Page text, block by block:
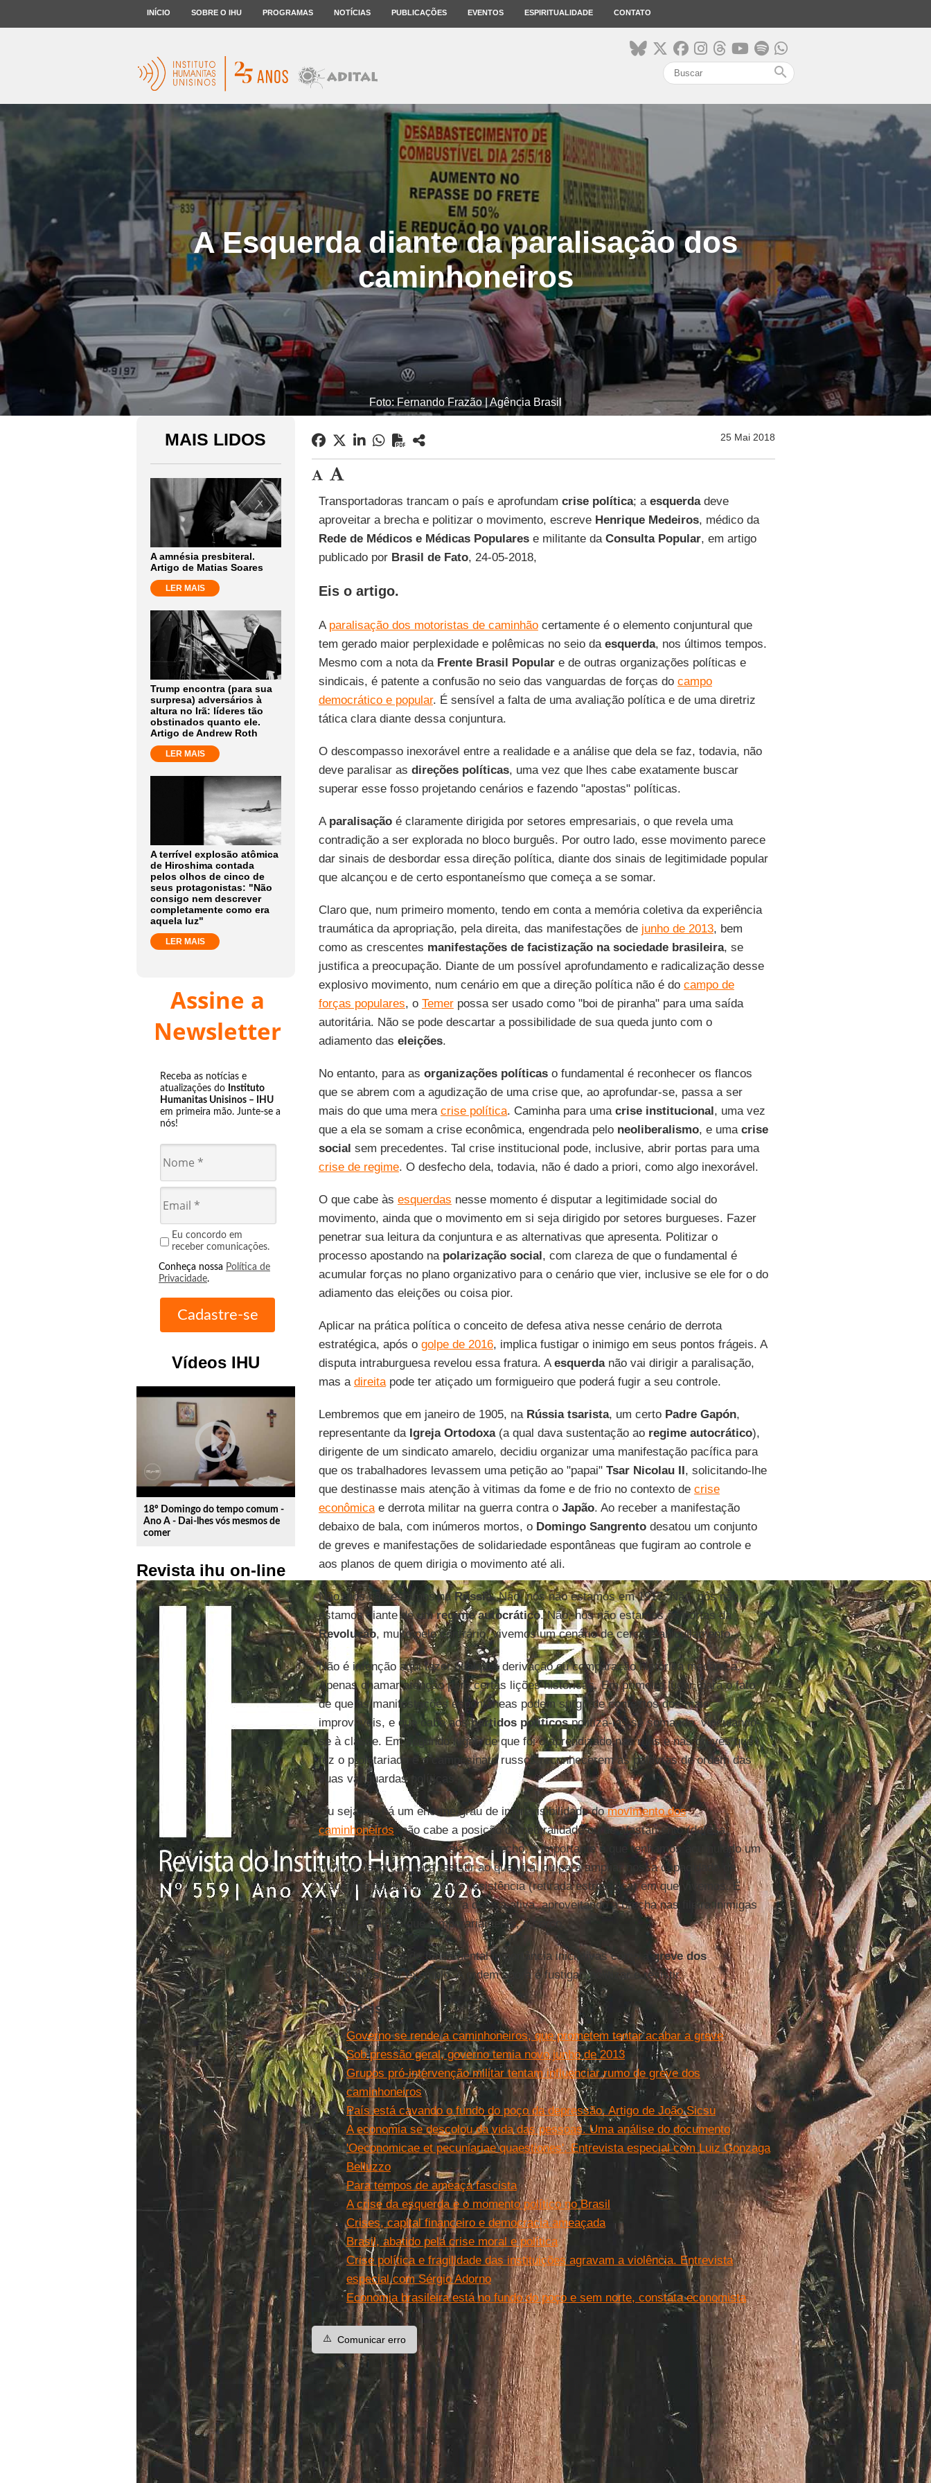
INÍCIO SOBRE O IHU PROGRAMAS NOTÍCIAS PUBLICAÇÕES EVENTOS ESPIRITUALIDADE CONTATO
search
A Esquerda diante da paralisação dos
caminhoneiros
Foto: Fernando Frazão | Agência Brasil
MAIS LIDOS
A amnésia presbiteral.
Artigo de Matias Soares
LER MAIS
Trump encontra (para sua
surpresa) adversários à
altura no Irã: líderes tão
obstinados quanto ele.
Artigo de Andrew Roth
LER MAIS
A terrível explosão atômica
de Hiroshima contada
pelos olhos de cinco de
seus protagonistas: "Não
consigo nem descrever
completamente como era
aquela luz"
LER MAIS
Assine a
Newsletter
Receba as notícias e
atualizações do Instituto
Humanitas Unisinos – IHU
em primeira mão. Junte-se a
nós!
Eu concordo em
receber comunicações.
Conheça nossa Política de
Privacidade.
Vídeos IHU
play_circle_outline
18º Domingo do tempo comum -
Ano A - Dai-lhes vós mesmos de
comer
Revista ihu on-line
25 Mai 2018
Transportadoras trancam o país e aprofundam crise política; a esquerdadeve
aproveitar a brecha e politizar o movimento, escreve Henrique Medeiros, médico da
Rede de Médicos e Médicas Popularese militante da Consulta Popular, em artigo
publicado por Brasil de Fato, 24-05-2018,
Eis o artigo.
A paralisação dos motoristas de caminhãocertamente é o elemento conjuntural que
tem gerado maior perplexidade e polêmicas no seio da esquerda, nos últimos tempos.
Mesmo com a nota daFrente Brasil Populare de outras organizações políticas e
sindicais, é patente a confusão no seio das vanguardas de forças do campo
democrático e popular. É sensível a falta de uma avaliação política e de uma diretriz
tática clara diante dessa conjuntura.
O descompasso inexorável entre a realidade e a análise que dela se faz, todavia, não
deve paralisar as direções políticas, uma vez que lhes cabe exatamente buscar
superar esse fosso projetando cenários e fazendo "apostas" políticas.
A paralisaçãoé claramente dirigida por setores empresariais, o que revela uma
contradição a ser explorada no bloco burguês. Por outro lado, esse movimento parece
dar sinais de desbordar essa direção política, diante dos sinais de legitimidade popular
que alcançou e de certo espontaneísmo que começa a se somar.
Claro que, num primeiro momento, tendo em conta a memória coletiva da experiência
traumática da apropriação, pela direita, das manifestações de junho de 2013, bem
como as crescentes manifestações de facistização na sociedade brasileira, se
justifica a preocupação. Diante de um possível aprofundamento e radicalização desse
explosivo movimento, num cenário em que a direção política não é do campo de
forças populares, o Temerpossa ser usado como "boi de piranha" para uma saída
autoritária. Não se pode descartar a possibilidade de sua queda junto com o
adiamento das eleições.
No entanto, para as organizações políticaso fundamental é reconhecer os flancos
que se abrem com a agudização de uma crise que, ao aprofundar-se, passa a ser
mais do que uma mera crise política. Caminha para uma crise institucional, uma vez
que a ela se somam a crise econômica, engendrada pelo neoliberalismo, e uma crise
social sem precedentes. Tal crise institucional pode, inclusive, abrir portas para uma
crise de regime. O desfecho dela, todavia, não é dado a priori, como algo inexorável.
O que cabe às esquerdas nesse momento é disputar a legitimidade social do
movimento, ainda que o movimento em si seja dirigido por setores burgueses. Fazer
penetrar sua leitura da conjuntura e as alternativas que apresenta. Politizar o
processo apostando na polarização social, com clareza de que o fundamental é
acumular forças no plano organizativo para o cenário que vier, inclusive se ele for o do
adiamento das eleições ou coisa pior.
Aplicar na prática política o conceito de defesa ativa nesse cenário de derrota
estratégica, após o golpe de 2016, implica fustigar o inimigo em seus pontos frágeis. A
disputa intraburguesa revelou essa fratura. Aesquerdanão vai dirigir a paralisação,
mas a direitapode ter atiçado um formigueiro que poderá fugir a seu controle.
Lembremos que em janeiro de 1905, naRússia tsarista, um certo Padre Gapón,
representante da Igreja Ortodoxa(a qual dava sustentação ao regime autocrático),
dirigente de um sindicato amarelo, decidiu organizar uma manifestação pacífica para
que os trabalhadores levassem uma petição ao "papai" Tsar Nicolau II, solicitando-lhe
que destinasse mais atenção à vitimas da fome e de frio no contexto de crise
econômicae derrota militar na guerra contra o Japão. Ao receber a manifestação
debaixo de bala, com inúmeros mortos, o Domingo Sangrentodesatou um conjunto
de greves e manifestações de solidariedade espontâneas que fugiram ao controle e
aos planos de quem dirigia o movimento até ali.
Não, nós não estamos naRússia. Não, nós não estamos em 1917. Não, nós não
estamos diante de umregime autocrático. Não, nós não estamos às portas da
Revolução, muito pelo contrário, vivemos um cenário de cerco e aniquilamento.
Não é intenção aqui fazer qualquer derivação ou comparação histórica mecânica.
Apenas chamar atenção para certas lições históricas. Em primeiro lugar, para o fato
de que as manifestações espontâneas podem surgir de contextos dos mais
improváveis, e que cabe aospartidos políticospolitizá-las se somando, vinculando-
se à classe. Em segundo lugar, de que foi o aprendizado nas ruas e nas greves que
fez o proletariado e o campesinato russos reconhecerem as palavras de ordem das
suas vanguardas políticas.
Ou seja, se há um enorme grau de imprevisibilidade domovimento dos
caminhoneiros , não cabe a posição de neutralidade ou de afastamento (defesa
passiva). Qualquer que seja o desfecho, o importante é que tenhamos acumulado um
mínimo de forças para resistir ao que virá, ou para ampliar nossa capacidade de
fustigamento no contexto de resistência (retirada estratégica) em que vivemos. É
imperativo, no plano tático, a defesa ativa, aproveitando a brecha nas fileira inimigas
para furar, ainda que temporariamente, o cerco.
Nesse sentido, é de fundamental importância iniciativas como agreve dos
petroleiros, por exemplo. A ordem agora é fustigar, politizar e resistir.
Leia mais
Governo se rende a caminhoneiros, que prometem tentar acabar a greve
Sob pressão geral, governo temia novo junho de 2013
Grupos pró-intervenção militar tentam influenciar rumo de greve dos
caminhoneiros
País está cavando o fundo do poço da depressão. Artigo de João Sicsu
A economia se descolou da vida das pessoas. Uma análise do documento
'Oeconomicae et pecuniariae quaestiones'. Entrevista especial com Luiz Gonzaga
Belluzzo
Para tempos de ameaça fascista
A crise da esquerda e o momento político no Brasil
Crises, capital financeiro e democracia ameaçada
Brasil, abatido pela crise moral e política
Crise política e fragilidade das instituições agravam a violência. Entrevista
especial com Sérgio Adorno
Economia brasileira está no fundo do poço e sem norte, constata economista
⚠️ Comunicar erro